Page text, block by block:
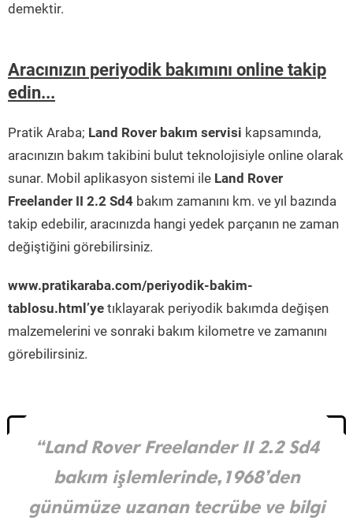
demektir.
Aracınızın periyodik bakımını online takip
edin...
Pratik Araba; Land Rover bakım servisi kapsamında,
aracınızın bakım takibini bulut teknolojisiyle online olarak
sunar. Mobil aplikasyon sistemi ile Land Rover
Freelander II 2.2 Sd4 bakım zamanını km. ve yıl bazında
takip edebilir, aracınızda hangi yedek parçanın ne zaman
değiştiğini görebilirsiniz.
www.pratikaraba.com/periyodik-bakim-
tablosu.html’ye tıklayarak periyodik bakımda değişen
malzemelerini ve sonraki bakım kilometre ve zamanını
görebilirsiniz.
“Land Rover Freelander II 2.2 Sd4
bakım işlemlerinde,1968’den
günümüze uzanan tecrübe ve bilgi